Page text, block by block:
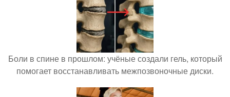
Боли в спине в прошлом: учёные создали гель, который
помогает восстанавливать межпозвоночные диски.